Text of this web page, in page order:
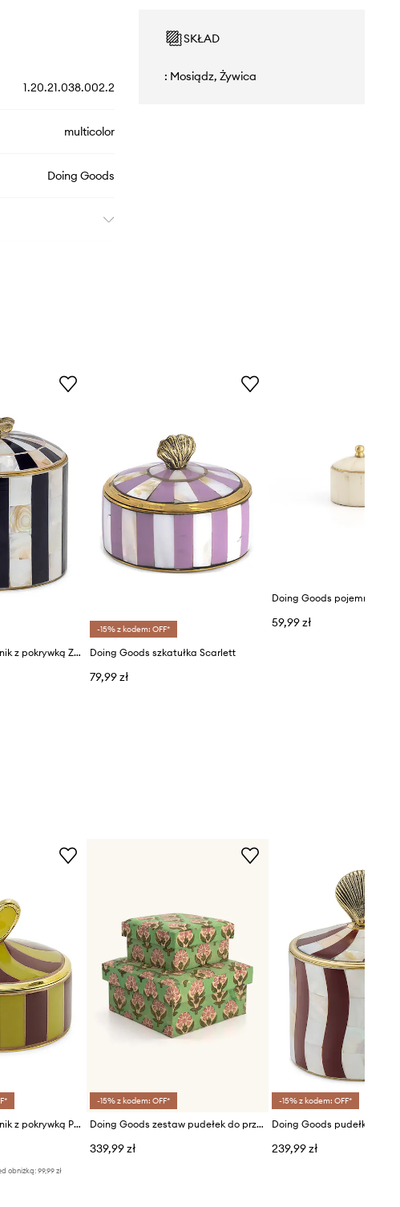
1.20.21.038.002.2
multicolor
Doing Goods
SKŁAD
: Mosiądz, Żywica
Doing Goods pojemnik z pokrywką Zoey Circus Box
-15% z kodem: OFF*
Doing Goods szkatułka Scarlett
79,99 zł
59,99 zł
Doing Goods pojemnik z pokrywką Pyar Heart Circus 6 x 7 x 7 cm
obniżką: 99,99 zł
-15% z kodem: OFF*
Doing Goods zestaw pudełek do przechowywania
339,99 zł
-15% z kodem: OFF*
239,99 zł